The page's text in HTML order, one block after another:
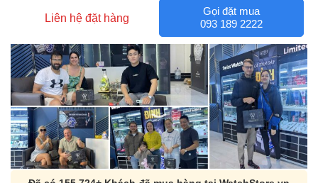
Liên hệ đặt hàng
Gọi đặt mua
093 189 2222